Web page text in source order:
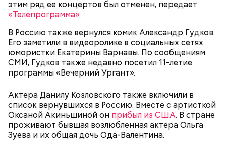
этим ряд ее концертов был отменен, передает
«Телепрограмма».
В Россию также вернулся комик Александр Гудков.
Его заметили в видеоролике в социальных сетях
юмористки Екатерины Варнавы. По сообщениям
СМИ, Гудков также недавно посетил 11-летие
программы «Вечерний Ургант».
Актера Данилу Козловского также включили в
список вернувшихся в Россию. Вместе с артисткой
Оксаной Акиньшиной он прибыл из США. В стране
проживают бывшая возлюбленная актера Ольга
Зуева и их общая дочь Ода-Валентина.